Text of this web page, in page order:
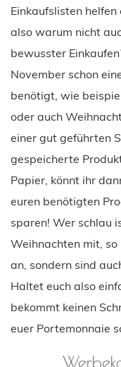
Einkaufslisten
also warum nicht
bewusster
November schon
benötigt, wie
oder auch
einer gut geführten
gespeicherte
Papier, könnt ihr
euren benötigten
sparen! Wer schlau
Weihnachten mit,
an, sondern sind
Haltet euch also
bekommt keinen
euer Portemonnaie